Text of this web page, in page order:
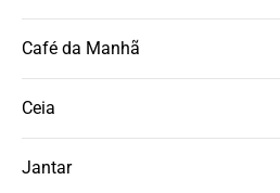
Café da Manhã
Ceia
Jantar